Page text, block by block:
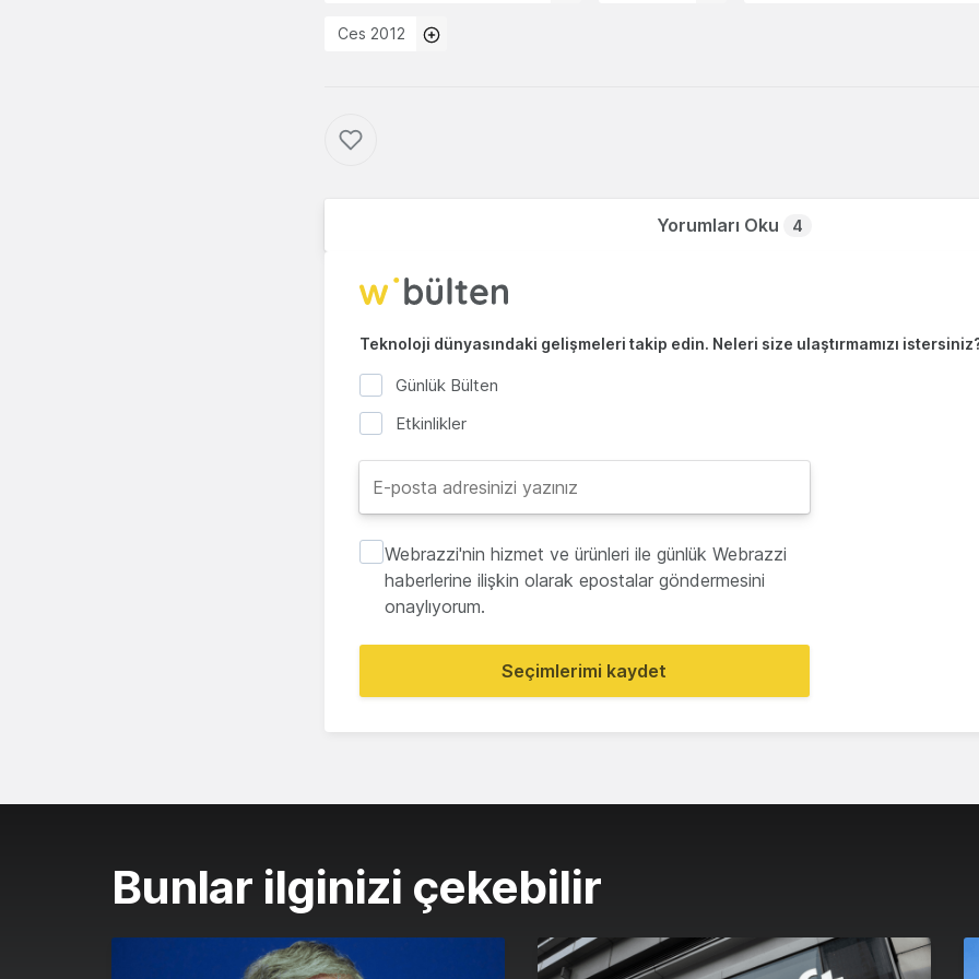
Ces 2012
Yorumları Oku 4
Teknoloji dünyasındaki gelişmeleri takip edin. Neleri size ulaştırmamızı
Günlük Bülten
Etkinlikler
Webrazzi'nin hizmet ve ürünleri ile günlük Webrazzi
haberlerine ilişkin olarak epostalar göndermesini
onaylıyorum.
Seçimlerimi kaydet
Bunlar ilginizi çekebilir